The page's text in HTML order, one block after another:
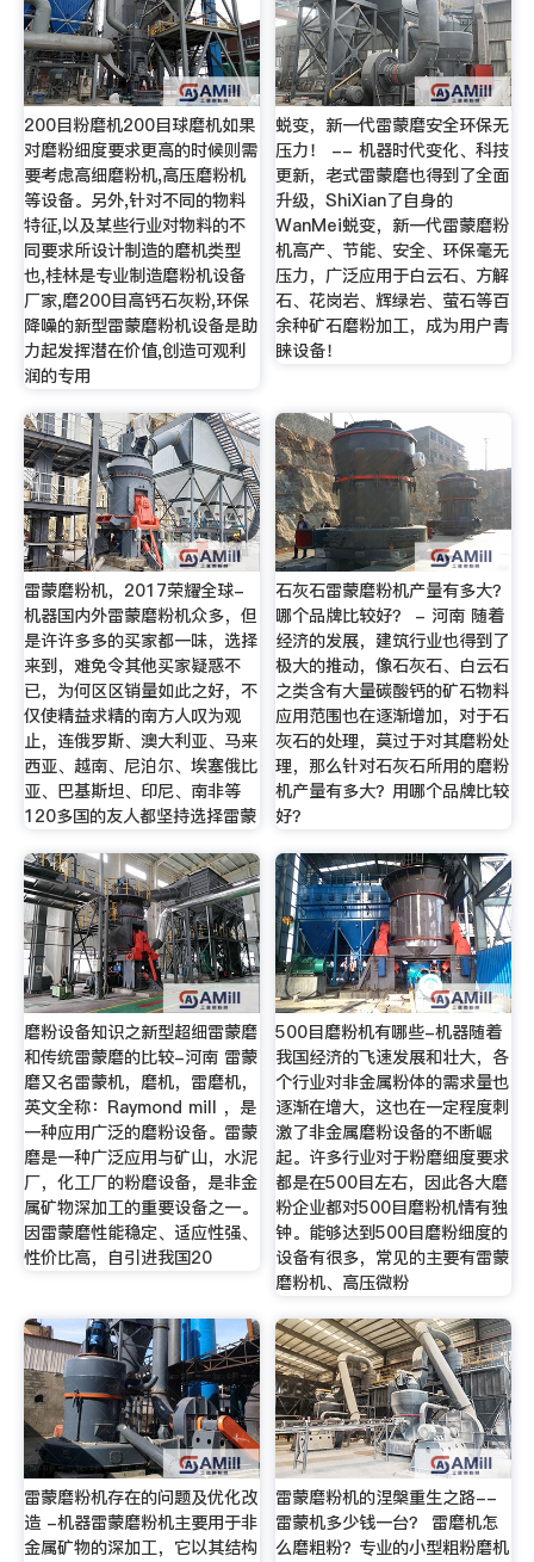
200目粉磨机200目球磨机如果
对磨粉细度要求更高的时候则需
要考虑高细磨粉机,高压磨粉机
等设备。另外,针对不同的物料
特征,以及某些行业对物料的不
同要求所设计制造的磨机类型
也,桂林是专业制造磨粉机设备
厂家,磨200目高钙石灰粉,环保
降噪的新型雷蒙磨粉机设备是助
力起发挥潜在价值,创造可观利
润的专用
蜕变，新一代雷蒙磨安全环保无
压力！ -- 机器时代变化、科技
更新，老式雷蒙磨也得到了全面
升级，ShiXian了自身的
WanMei蜕变，新一代雷蒙磨粉
机高产、节能、安全、环保毫无
压力，广泛应用于白云石、方解
石、花岗岩、辉绿岩、萤石等百
余种矿石磨粉加工，成为用户青
睐设备！
雷蒙磨粉机，2017荣耀全球-
机器国内外雷蒙磨粉机众多，但
是许许多多的买家都一味，选择
来到，难免令其他买家疑惑不
已，为何区区销量如此之好，不
仅使精益求精的南方人叹为观
止，连俄罗斯、澳大利亚、马来
西亚、越南、尼泊尔、埃塞俄比
亚、巴基斯坦、印尼、南非等
120多国的友人都坚持选择雷蒙
石灰石雷蒙磨粉机产量有多大？
哪个品牌比较好？ - 河南 随着
经济的发展，建筑行业也得到了
极大的推动，像石灰石、白云石
之类含有大量碳酸钙的矿石物料
应用范围也在逐渐增加，对于石
灰石的处理，莫过于对其磨粉处
理，那么针对石灰石所用的磨粉
机产量有多大？用哪个品牌比较
好？
磨粉设备知识之新型超细雷蒙磨
和传统雷蒙磨的比较-河南 雷蒙
磨又名雷蒙机，磨机，雷磨机，
英文全称：Raymond mill ，是
一种应用广泛的磨粉设备。雷蒙
磨是一种广泛应用与矿山，水泥
厂，化工厂的粉磨设备，是非金
属矿物深加工的重要设备之一。
因雷蒙磨性能稳定、适应性强、
性价比高，自引进我国20
500目磨粉机有哪些-机器随着
我国经济的飞速发展和壮大，各
个行业对非金属粉体的需求量也
逐渐在增大，这也在一定程度刺
激了非金属磨粉设备的不断崛
起。许多行业对于粉磨细度要求
都是在500目左右，因此各大磨
粉企业都对500目磨粉机情有独
钟。能够达到500目磨粉细度的
设备有很多，常见的主要有雷蒙
磨粉机、高压微粉
雷蒙磨粉机存在的问题及优化改
造 -机器雷蒙磨粉机主要用于非
金属矿物的深加工，它以其结构
雷蒙磨粉机的涅槃重生之路--
雷蒙机多少钱一台？ 雷磨机怎
么磨粗粉？专业的小型粗粉磨机